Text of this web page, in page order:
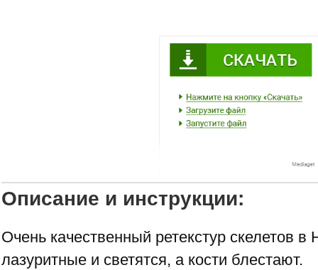
Описание и инструкции:
Очень качественный ретекстур скелетов в
лазуритные и светятся, а кости блестают.